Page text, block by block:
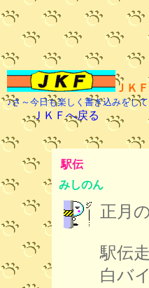
ＪＫ
♪さ～今日も楽しく書き込みをし
ＪＫＦへ戻る
駅伝
みしのん
正月
駅伝
白バ